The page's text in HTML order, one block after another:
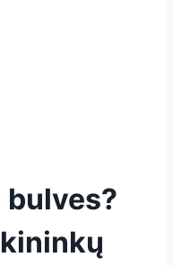
bulves?